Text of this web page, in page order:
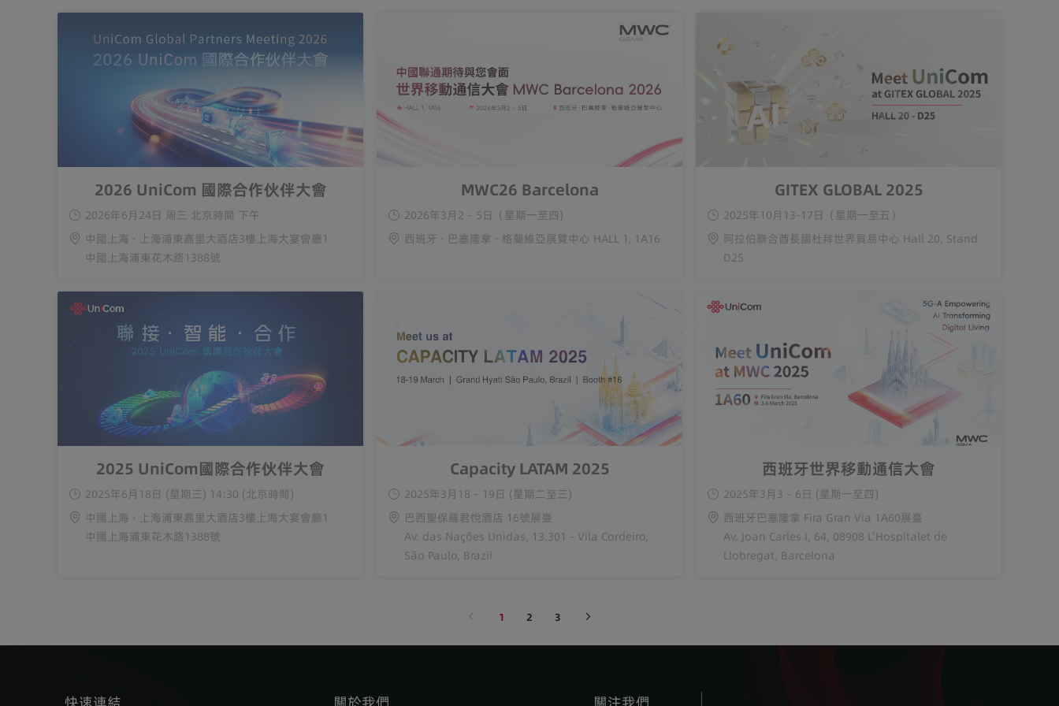
2026 UniCom 國際合作伙伴大會
2026年6月24日 周三 北京時間 下午
中國上海 · 上海浦東嘉里大酒店3樓上海大宴會廳1
中國上海浦東花木路1388號
MWC26 Barcelona
2026年3月2 – 5日（星期一至四)
西班牙 · 巴塞隆拿 · 格蘭維亞展覽中心 HALL 1, 1A16
GITEX GLOBAL 2025
2025年10月13-17日（星期一至五）
阿拉伯聯合酋長國杜拜世界貿易中心 Hall 20, Stand
D25
2025 UniCom國際合作伙伴大會
2025年6月18日 (星期三) 14:30 (北京時間)
中國上海 · 上海浦東嘉里大酒店3樓上海大宴會廳1
中國上海浦東花木路1388號
Capacity LATAM 2025
2025年3月18 – 19日 (星期二至三)
巴西聖保羅君悅酒店 16號展臺
Av. das Nações Unidas, 13.301 - Vila Cordeiro,
São Paulo, Brazil
西班牙世界移動通信大會
2025年3月3 – 6日 (星期一至四)
西班牙巴塞隆拿 Fira Gran Via 1A60展臺
Av. Joan Carles I, 64, 08908 L'Hospitalet de
Llobregat, Barcelona
1 2 3